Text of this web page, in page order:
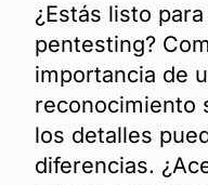
¿Estás listo
pentesting?
importancia de
reconocimiento
los detalles
diferencias.